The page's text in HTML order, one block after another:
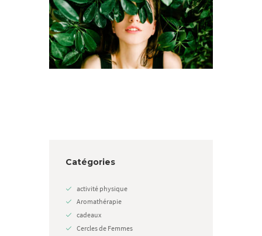
Dix idées reçues sur la
naturopathie : vrai ou faux ?
Catégories
activité physique
Aromathérapie
cadeaux
Cercles de Femmes